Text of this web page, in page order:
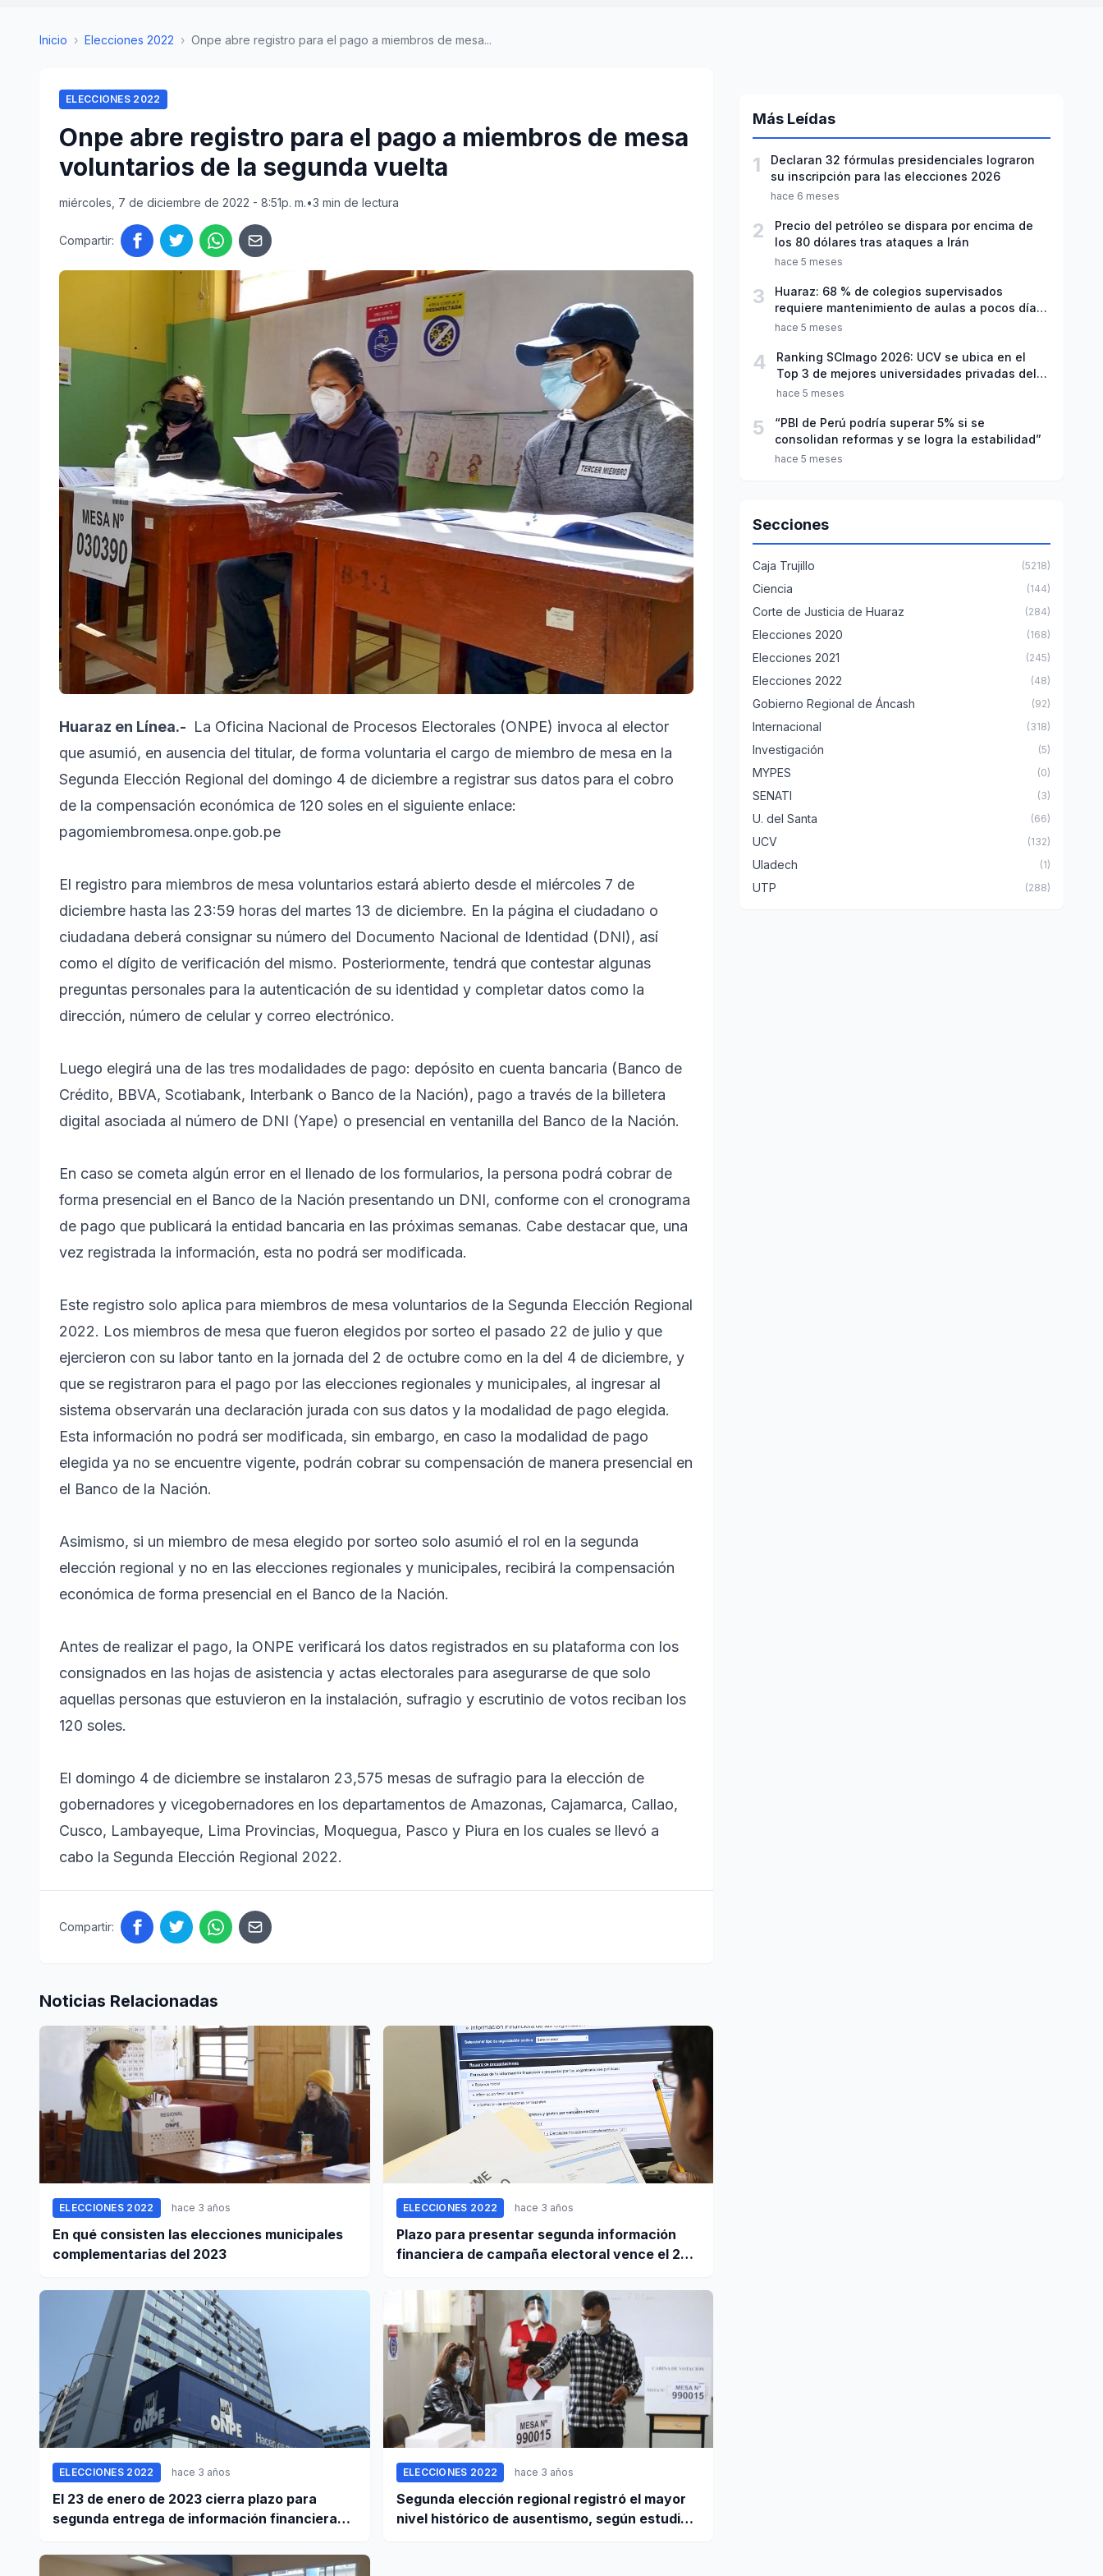
Inicio › Elecciones 2022 › Onpe abre registro para el pago a miembros de mesa...
ELECCIONES 2022
Onpe abre registro para el pago a miembros de mesa
voluntarios de la segunda vuelta
miércoles, 7 de diciembre de 2022 - 8:51p. m.•3 min de lectura
Compartir:
Huaraz en Línea.- La Oficina Nacional de Procesos Electorales (ONPE) invoca al elector
que asumió, en ausencia del titular, de forma voluntaria el cargo de miembro de mesa en la
Segunda Elección Regional del domingo 4 de diciembre a registrar sus datos para el cobro
de la compensación económica de 120 soles en el siguiente enlace:
pagomiembromesa.onpe.gob.pe
El registro para miembros de mesa voluntarios estará abierto desde el miércoles 7 de
diciembre hasta las 23:59 horas del martes 13 de diciembre. En la página el ciudadano o
ciudadana deberá consignar su número del Documento Nacional de Identidad (DNI), así
como el dígito de verificación del mismo. Posteriormente, tendrá que contestar algunas
preguntas personales para la autenticación de su identidad y completar datos como la
dirección, número de celular y correo electrónico.
Luego elegirá una de las tres modalidades de pago: depósito en cuenta bancaria (Banco de
Crédito, BBVA, Scotiabank, Interbank o Banco de la Nación), pago a través de la billetera
digital asociada al número de DNI (Yape) o presencial en ventanilla del Banco de la Nación.
En caso se cometa algún error en el llenado de los formularios, la persona podrá cobrar de
forma presencial en el Banco de la Nación presentando un DNI, conforme con el cronograma
de pago que publicará la entidad bancaria en las próximas semanas. Cabe destacar que, una
vez registrada la información, esta no podrá ser modificada.
Este registro solo aplica para miembros de mesa voluntarios de la Segunda Elección Regional
2022. Los miembros de mesa que fueron elegidos por sorteo el pasado 22 de julio y que
ejercieron con su labor tanto en la jornada del 2 de octubre como en la del 4 de diciembre, y
que se registraron para el pago por las elecciones regionales y municipales, al ingresar al
sistema observarán una declaración jurada con sus datos y la modalidad de pago elegida.
Esta información no podrá ser modificada, sin embargo, en caso la modalidad de pago
elegida ya no se encuentre vigente, podrán cobrar su compensación de manera presencial en
el Banco de la Nación.
Asimismo, si un miembro de mesa elegido por sorteo solo asumió el rol en la segunda
elección regional y no en las elecciones regionales y municipales, recibirá la compensación
económica de forma presencial en el Banco de la Nación.
Antes de realizar el pago, la ONPE verificará los datos registrados en su plataforma con los
consignados en las hojas de asistencia y actas electorales para asegurarse de que solo
aquellas personas que estuvieron en la instalación, sufragio y escrutinio de votos reciban los
120 soles.
El domingo 4 de diciembre se instalaron 23,575 mesas de sufragio para la elección de
gobernadores y vicegobernadores en los departamentos de Amazonas, Cajamarca, Callao,
Cusco, Lambayeque, Lima Provincias, Moquegua, Pasco y Piura en los cuales se llevó a
cabo la Segunda Elección Regional 2022.
Compartir:
Noticias Relacionadas
ELECCIONES 2022 hace 3 años
En qué consisten las elecciones municipales
complementarias del 2023
ELECCIONES 2022 hace 3 años
Plazo para presentar segunda información
financiera de campaña electoral vence el 23
ELECCIONES 2022 hace 3 años
El 23 de enero de 2023 cierra plazo para
segunda entrega de información financiera
ELECCIONES 2022 hace 3 años
Segunda elección regional registró el mayor
nivel histórico de ausentismo, según estudio
Más Leídas
1
Declaran 32 fórmulas presidenciales lograron
su inscripción para las elecciones 2026
hace 6 meses
2
Precio del petróleo se dispara por encima de
los 80 dólares tras ataques a Irán
hace 5 meses
3
Huaraz: 68 % de colegios supervisados
requiere mantenimiento de aulas a pocos días
de inicio del año escolar 2026
hace 5 meses
4
Ranking SCImago 2026: UCV se ubica en el
Top 3 de mejores universidades privadas del
Perú
hace 5 meses
5
“PBI de Perú podría superar 5% si se
consolidan reformas y se logra la estabilidad”
hace 5 meses
Secciones
Caja Trujillo (5218)
Ciencia (144)
Corte de Justicia de Huaraz (284)
Elecciones 2020 (168)
Elecciones 2021 (245)
Elecciones 2022 (48)
Gobierno Regional de Áncash (92)
Internacional (318)
Investigación (5)
MYPES (0)
SENATI (3)
U. del Santa (66)
UCV (132)
Uladech (1)
UTP (288)